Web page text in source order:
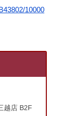
10000
越店 B2F